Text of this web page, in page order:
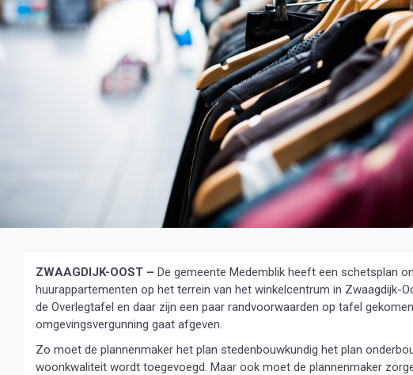
ZWAAGDIJK-OOST – De gemeente Medemblik heeft een schetsplan
huurappartementen op het terrein van het winkelcentrum in Zwaagdijk-
de Overlegtafel en daar zijn een paar randvoorwaarden op tafel
omgevingsvergunning gaat afgeven.
Zo moet de plannenmaker het plan stedenbouwkundig het plan
woonkwaliteit wordt toegevoegd. Maar ook moet de plannenmaker